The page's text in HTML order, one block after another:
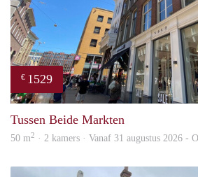
€ 1529
Tussen Beide Markten
50 m2 · 2 kamers · Vanaf 31 augustus 2026 -